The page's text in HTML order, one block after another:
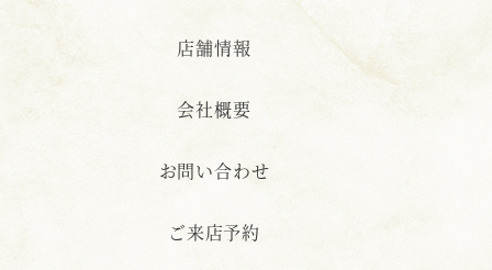
店舗情報
会社概要
お問い合わせ
ご来店予約